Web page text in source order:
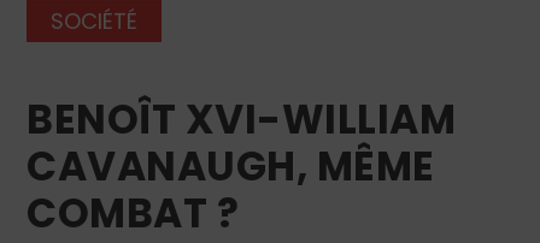
SOCIÉTÉ
BENOÎT XVI-WILLIAM
CAVANAUGH, MÊME
COMBAT ?